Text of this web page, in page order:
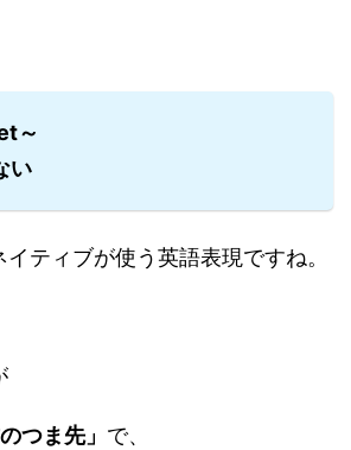
～
い
ティブが使う英語表現ですね。
つま先」 で、